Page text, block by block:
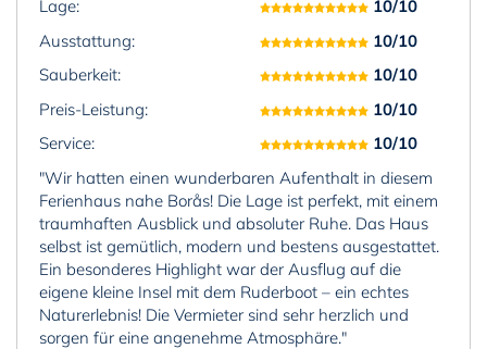
Lage:
10/10
Ausstattung:
10/10
Sauberkeit:
10/10
Preis-Leistung:
10/10
Service:
10/10
"Wir hatten einen wunderbaren Aufenthalt in diesem
Ferienhaus nahe Borås! Die Lage ist perfekt, mit einem
traumhaften Ausblick und absoluter Ruhe. Das Haus
selbst ist gemütlich, modern und bestens ausgestattet.
Ein besonderes Highlight war der Ausflug auf die
eigene kleine Insel mit dem Ruderboot – ein echtes
Naturerlebnis! Die Vermieter sind sehr herzlich und
sorgen für eine angenehme Atmosphäre."